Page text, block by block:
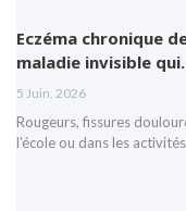
Eczéma chronique
maladie invisible
5 Juin, 2026
Rougeurs, fissures
l’école ou dans les